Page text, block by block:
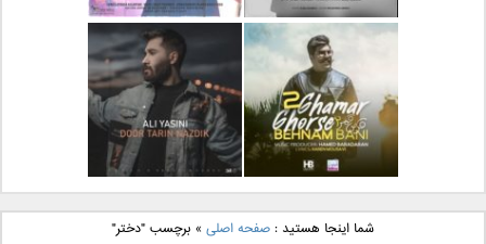
دانلود آهنگ جدید مهدی
یراحی بنام اسرار
دانلود آهنگ جدید فرزاد
فرزین بنام آتیش
دانلود آهنگ جدید بهنام
بانی بنام قرص قمر 2
دانلود آهنگ جدید علی
یاسینی بنام دورترین نزدیک
شما اینجا هستید :صفحه اصلی »برچسب "دختر"